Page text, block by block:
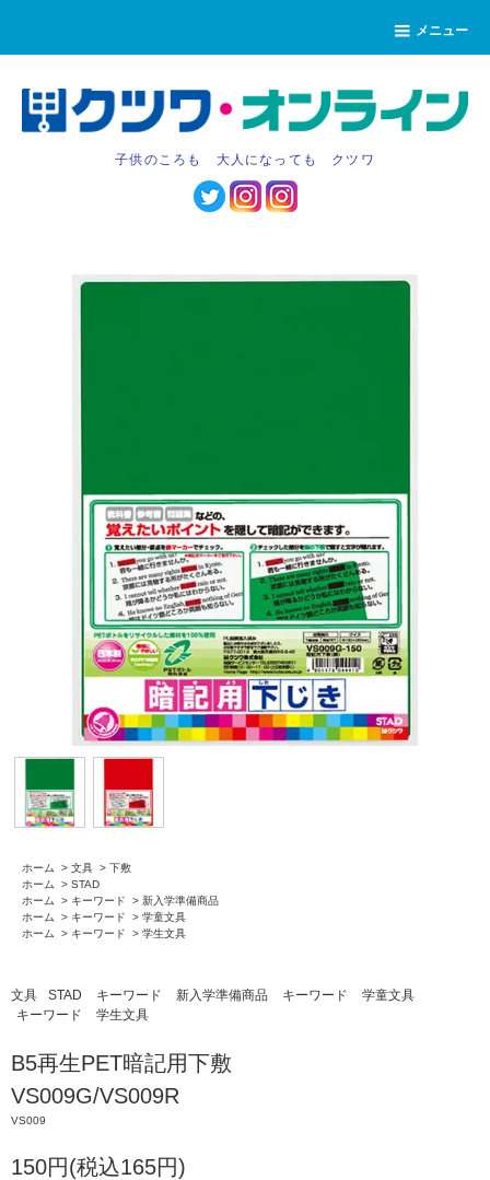
メニュー
子供のころも 大人になっても クツワ
ホーム > 文具 > 下敷
ホーム
> STAD
ホーム
> キーワード > 新入学準備商品
ホーム
> キーワード > 学童文具
ホーム
> キーワード > 学生文具
文具 STAD キーワード 新入学準備商品 キーワード
学童文具
キーワード
学生文具
B5再生PET暗記用下敷
VS009G/VS009R
VS009
150円(税込165円)